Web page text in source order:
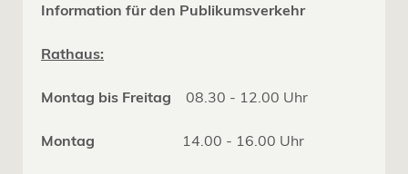
Information für den Publikumsverkehr
Rathaus:
Montag bis Freitag 08.30 - 12.00 Uhr
Montag 14.00 - 16.00 Uhr